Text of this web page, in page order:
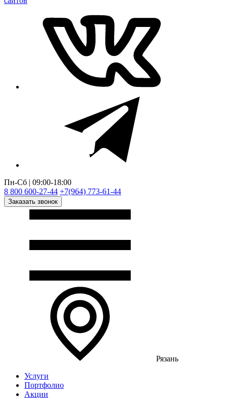
Пн-Сб | 09:00-18:00
8 800 600-27-44 +7(964) 773-61-44
Заказать звонок
Рязань
Услуги
Портфолио
Акции